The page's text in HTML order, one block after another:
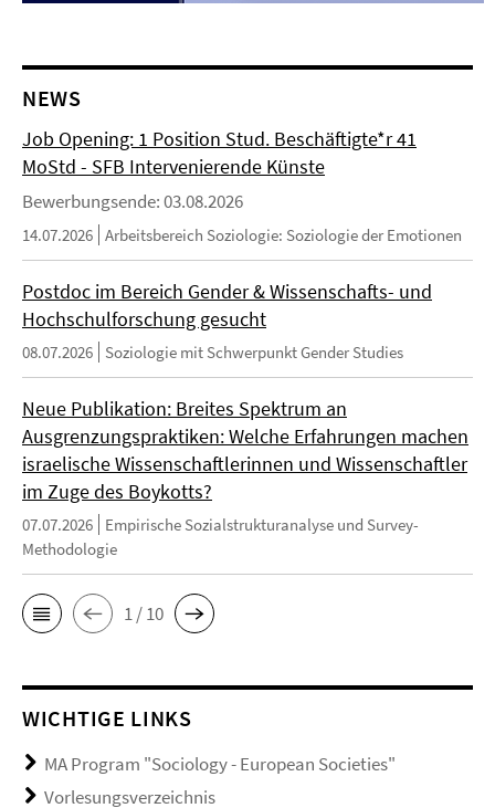
NEWS
Job Opening: 1 Position Stud. Beschäftigte*r 41
MoStd - SFB Intervenierende Künste
Bewerbungsende: 03.08.2026
14.07.2026 Arbeitsbereich Soziologie: Soziologie der Emotionen
Postdoc im Bereich Gender & Wissenschafts- und
Hochschulforschung gesucht
08.07.2026 Soziologie mit Schwerpunkt Gender Studies
Neue Publikation: Breites Spektrum an
Ausgrenzungspraktiken: Welche Erfahrungen machen
israelische Wissenschaftlerinnen und Wissenschaftler
im Zuge des Boykotts?
07.07.2026
Empirische Sozialstrukturanalyse und Survey-
Methodologie
1 / 10
WICHTIGE LINKS
MA Program "Sociology - European Societies"
Vorlesungsverzeichnis